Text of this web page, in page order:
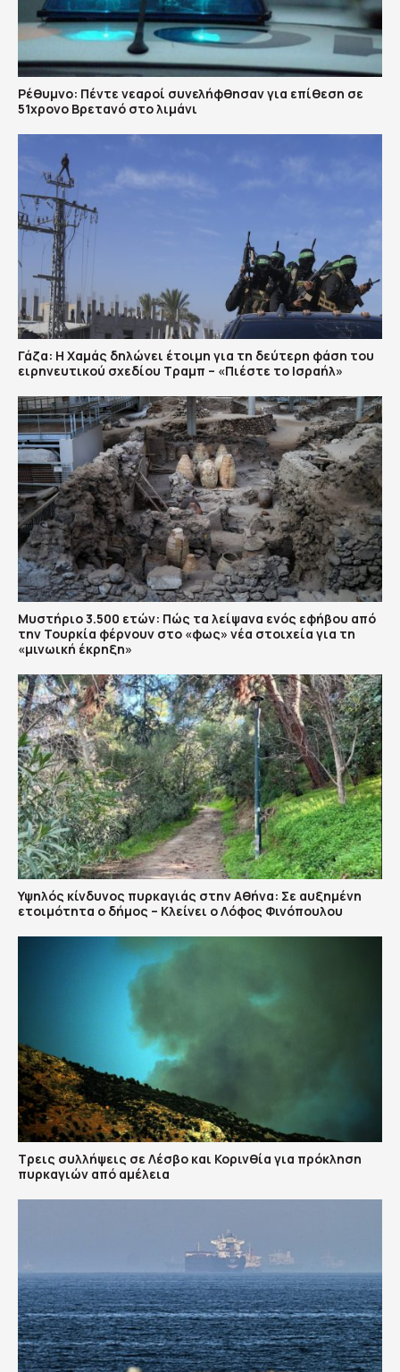
Ρέθυμνο: Πέντε νεαροί συνελήφθησαν για επίθεση σε
51χρονο Βρετανό στο λιμάνι
Γάζα: Η Χαμάς δηλώνει έτοιμη για τη δεύτερη φάση του
ειρηνευτικού σχεδίου Τραμπ – «Πιέστε το Ισραήλ»
Μυστήριο 3.500 ετών: Πώς τα λείψανα ενός εφήβου από
την Τουρκία φέρνουν στο «φως» νέα στοιχεία για τη
«μινωική έκρηξη»
Υψηλός κίνδυνος πυρκαγιάς στην Αθήνα: Σε αυξημένη
ετοιμότητα ο δήμος – Κλείνει ο Λόφος Φινόπουλου
Τρεις συλλήψεις σε Λέσβο και Κορινθία για πρόκληση
πυρκαγιών από αμέλεια